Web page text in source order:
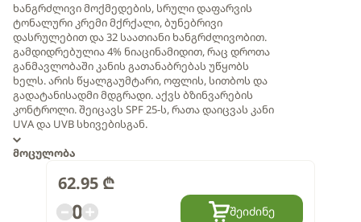
ხანგრძლივი მოქმედების, სრული დაფარვის
ტონალური კრემი მქრქალი, ბუნებრივი
დასრულებით და 32 საათიანი ხანგრძლივობით.
გამდიდრებულია 4% ნიაცინამიდით, რაც დროთა
განმავლობაში კანის გათანაბრებას უწყობს
ხელს. არის წყალგაუმტარი, ოფლის, სითბოს და
გადატანისადმი მდგრადი. აქვს ბზინვარების
კონტროლი. შეიცავს SPF 25-ს, რათა დაიცვას კანი
UVA და UVB სხივებისგან.
მოცულობა
62.95 ₾
0 შეიძინე